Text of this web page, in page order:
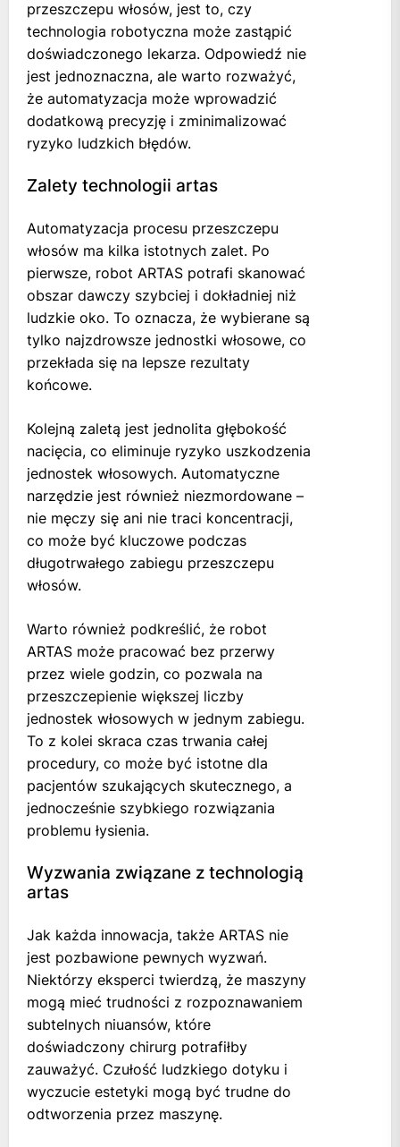
przeszczepu włosów, jest to, czy
technologia robotyczna może zastąpić
doświadczonego lekarza. Odpowiedź nie
jest jednoznaczna, ale warto rozważyć,
że automatyzacja może wprowadzić
dodatkową precyzję i zminimalizować
ryzyko ludzkich błędów.
Zalety technologii artas
Automatyzacja procesu przeszczepu
włosów ma kilka istotnych zalet. Po
pierwsze, robot ARTAS potrafi skanować
obszar dawczy szybciej i dokładniej niż
ludzkie oko. To oznacza, że wybierane są
tylko najzdrowsze jednostki włosowe, co
przekłada się na lepsze rezultaty
końcowe.
Kolejną zaletą jest jednolita głębokość
nacięcia, co eliminuje ryzyko uszkodzenia
jednostek włosowych. Automatyczne
narzędzie jest również niezmordowane –
nie męczy się ani nie traci koncentracji,
co może być kluczowe podczas
długotrwałego zabiegu przeszczepu
włosów.
Warto również podkreślić, że robot
ARTAS może pracować bez przerwy
przez wiele godzin, co pozwala na
przeszczepienie większej liczby
jednostek włosowych w jednym zabiegu.
To z kolei skraca czas trwania całej
procedury, co może być istotne dla
pacjentów szukających skutecznego, a
jednocześnie szybkiego rozwiązania
problemu łysienia.
Wyzwania związane z technologią
artas
Jak każda innowacja, także ARTAS nie
jest pozbawione pewnych wyzwań.
Niektórzy eksperci twierdzą, że maszyny
mogą mieć trudności z rozpoznawaniem
subtelnych niuansów, które
doświadczony chirurg potrafiłby
zauważyć. Czułość ludzkiego dotyku i
wyczucie estetyki mogą być trudne do
odtworzenia przez maszynę.